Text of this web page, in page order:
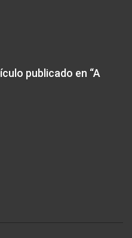
publicado en “A